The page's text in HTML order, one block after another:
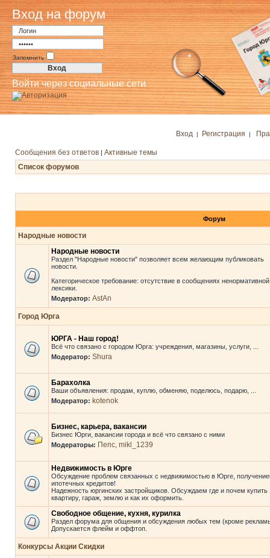
Вход на форум
Запомнить
Войти через социальные сети
Вход | Регистрация |
Сообщения без ответов | Активные темы
Список форумов
Форум
Народные новости
Народные новости
Раздел "Народные новости" позволяет всем желающим публиковать
новости.
Категорическое требование: отсутствие в сообщениях ненормативной
лексики.
Модератор: AstAn
Город Юрга
ЮРГА - Наш город!
Всё что связано с городом Юрга: учреждения, магазины, услуги, ...
Модератор: Shura
Барахолка
Ваши объявления: продам, куплю, обменяю, поделюсь, подарю, ...
Модератор: kotenok
Бизнес, карьера, вакансии
Бизнес Юрги, вакансии города и всё что связано с ними
Модераторы: Пепс mikl_1239
Недвижимость в Юрге
Обсуждение проблем связанных с недвижимостью в Юрге,
ипотечных кредитов!
Надежность юргинских застройщиков. Обсуждаем где и почем купить
квартиру, гараж, землю и как их оформить.
Свободное общение, кухня, курилка
Раздел форума для общения и обсуждения любых тем (кроме
Допускается флейм и оффтоп.
Конкурсы Акции Скидки